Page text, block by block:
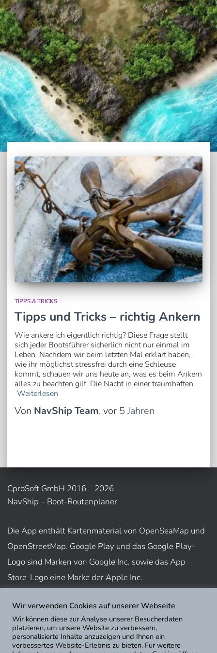
TIPPS & TRICKS
Tipps und Tricks – richtig Ankern
Wie ankere ich eigentlich richtig? Diese Frage stellt
sich jeder Bootsführer sicherlich nicht nur einmal im
Leben. Nachdem wir beim letzten Mal erklärt haben,
wie ihr möglichst stressfrei durch eine Schleuse
kommt, schauen wir uns heute an, was es beim Ankern
alles zu beachten gilt. Die Nacht in einer traumhaften
Weiterlesen
Von NavShip Team, vor 5 Jahren
CproSoft GmbH 2016 – 2026
NavShip – Boot-Routenplaner
Die App enthält Kartenmaterial von OpenSeaMap und
OpenStreetMap. Google Play und das Google Play-
Logo sind Marken von Google Inc. sowie das App
Store-Logo eine Marke der Apple Inc.
Nutzungsbedingungen
Impressum
Datenschutz
Wir verwenden Cookies auf unserer Webseite
Wir können diese zur Analyse unserer Besucherdaten
platzieren, um unsere Website zu verbessern,
personalisierte Inhalte anzuzeigen und Ihnen ein
verbessertes Website-Erlebnis zu bieten. Für weitere